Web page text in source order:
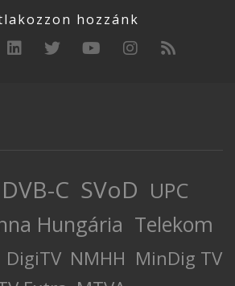
hozzánk
DVB-C SVoD UPC
Hungária Telekom
DigiTV NMHH MinDig TV